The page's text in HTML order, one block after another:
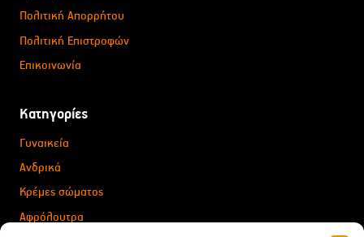
Πολιτική Απορρήτου
Πολιτική Επιστροφών
Επικοινωνία
Κατηγορίες
Γυναικεία
Ανδρικά
Κρέμες σώματος
Αφρόλουτρα